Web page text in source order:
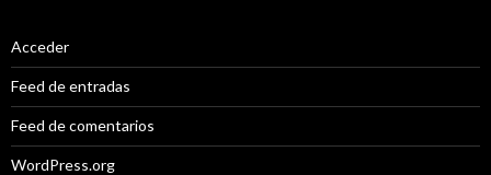
Acceder
Feed de entradas
Feed de comentarios
WordPress.org